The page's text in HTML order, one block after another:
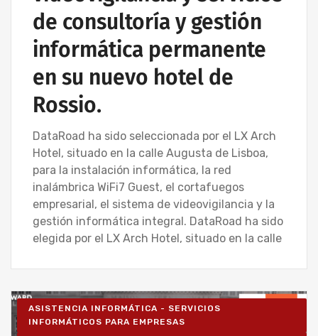
de consultoría y gestión
informática permanente
en su nuevo hotel de
Rossio.
DataRoad ha sido seleccionada por el LX Arch
Hotel, situado en la calle Augusta de Lisboa,
para la instalación informática, la red
inalámbrica WiFi7 Guest, el cortafuegos
empresarial, el sistema de videovigilancia y la
gestión informática integral. DataRoad ha sido
elegida por el LX Arch Hotel, situado en la calle
ASISTENCIA INFORMÁTICA - SERVICIOS
INFORMÁTICOS PARA EMPRESAS